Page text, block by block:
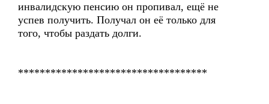
инвалидскую пенсию он пропивал, ещё не
успев получить. Получал он её только для
того, чтобы раздать долги.
***********************************